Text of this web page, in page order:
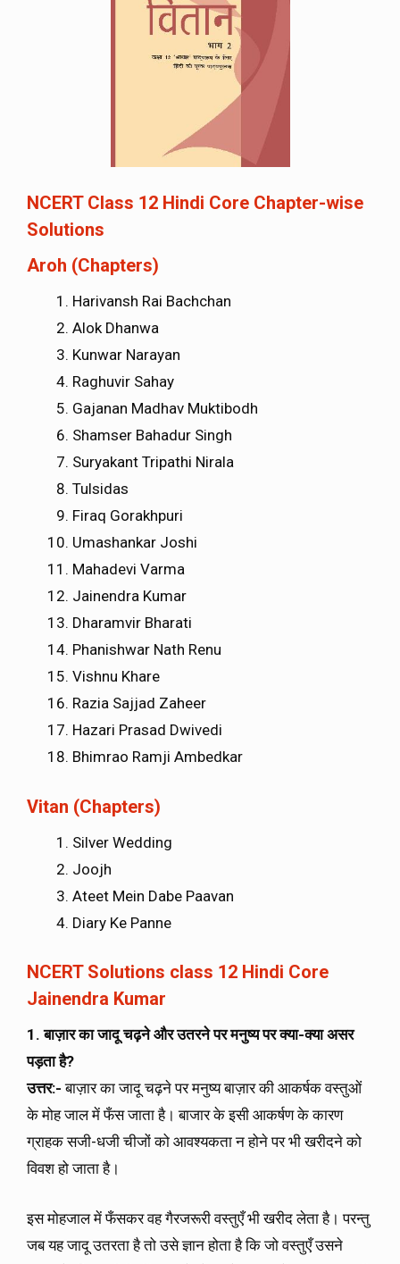
NCERT Class 12 Hindi Core Chapter-wise
Solutions
Aroh (Chapters)
Harivansh Rai Bachchan
Alok Dhanwa
Kunwar Narayan
Raghuvir Sahay
Gajanan Madhav Muktibodh
Shamser Bahadur Singh
Suryakant Tripathi Nirala
Tulsidas
Firaq Gorakhpuri
Umashankar Joshi
Mahadevi Varma
Jainendra Kumar
Dharamvir Bharati
Phanishwar Nath Renu
Vishnu Khare
Razia Sajjad Zaheer
Hazari Prasad Dwivedi
Bhimrao Ramji Ambedkar
Vitan (Chapters)
Silver Wedding
Joojh
Ateet Mein Dabe Paavan
Diary Ke Panne
NCERT Solutions class 12 Hindi Core
Jainendra Kumar
1. बाज़ार का जादू चढ़ने और उतरने पर मनुष्य पर क्या-क्या असर
पड़ता है?
उत्तर:-बाज़ार का जादू चढ़ने पर मनुष्य बाज़ार की आकर्षक वस्तुओं
के मोह जाल में फँस जाता है। बाजार के इसी आकर्षण के कारण
ग्राहक सजी-धजी चीजों को आवश्यकता न होने पर भी खरीदने को
विवश हो जाता है।
इस मोहजाल में फँसकर वह गैरजरूरी वस्तुएँ भी खरीद लेता है। परन्तु
जब यह जादू उतरता है तो उसे ज्ञान होता है कि जो वस्तुएँ उसने